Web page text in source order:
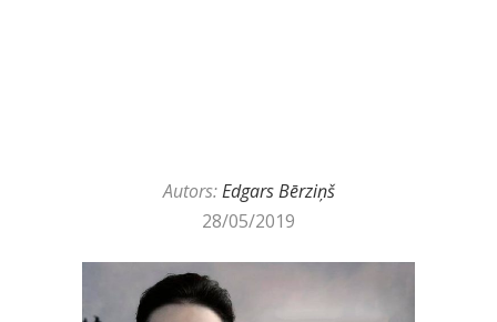
Autors:Edgars Bērziņš
28/05/2019